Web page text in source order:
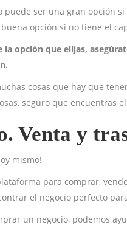
puede ser una gran opción
opción si no tiene el
opción que elijas,
cosas que hay que
seguro que encuentras
Venta y
mismo!
para comprar,
el negocio perfecto
un negocio, podemos